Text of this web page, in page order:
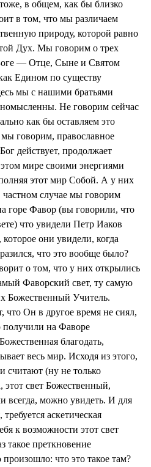
в общем, как бы близко
в том, что мы различаем
природу, которой равно
Дух. Мы говорим о трех
— Отце, Сыне и Святом
Едином по существу
мы с нашими братьями
Не говорим сейчас
как бы оставляем это
говорим, православное
действует, продолжает
мире своими энергиями
этот мир Собой. А у них
случае мы говорим
горе Фавор (вы говорили, что
что увидели Петр Иаков
они увидели, когда
что это вообще было?
о том, что у них открылись
Фаворский свет, ту самую
Божественный Учитель.
что Он в другое время не сиял,
получили на Фаворе
благодать,
весь мир. Исходя из этого,
считают (ну не только
этот свет Божественный,
всегда, можно увидеть. И для
аскетическая
к возможности этот свет
такое преткновение
что это такое там?